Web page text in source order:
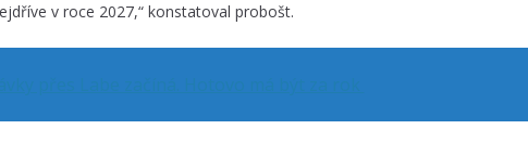
v roce 2027,“ konstatoval probošt.